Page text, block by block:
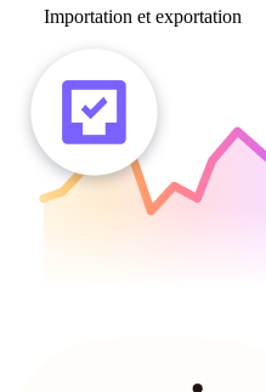
Importation et exportation